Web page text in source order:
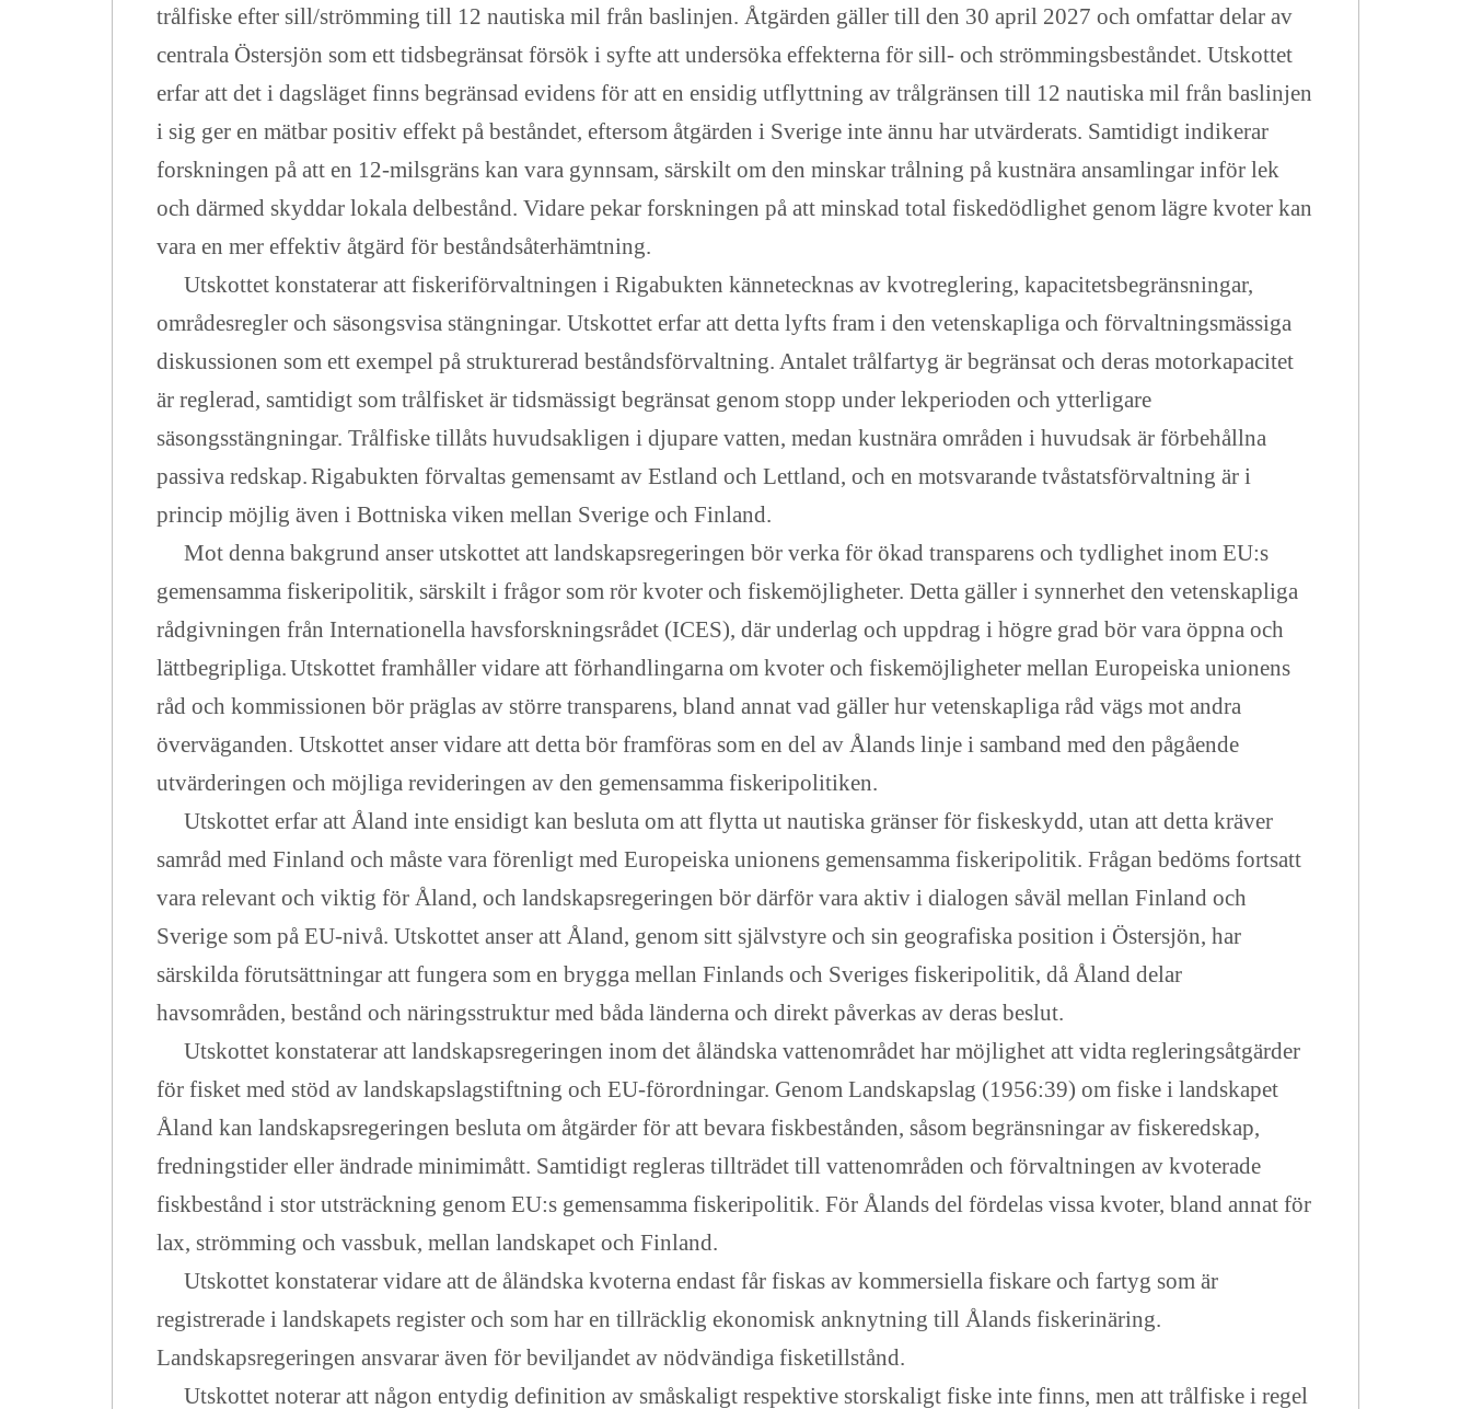
trålfiske efter sill/strömming till 12 nautiska mil från baslinjen. Åtgärden gäller till den 30 april 2027 och omfattar delar av
centrala Östersjön som ett tidsbegränsat försök i syfte att undersöka effekterna för sill- och strömmingsbeståndet. Utskottet
erfar att det i dagsläget finns begränsad evidens för att en ensidig utflyttning av trålgränsen till 12 nautiska mil från baslinjen
i sig ger en mätbar positiv effekt på beståndet, eftersom åtgärden i Sverige inte ännu har utvärderats. Samtidigt indikerar
forskningen på att en 12-milsgräns kan vara gynnsam, särskilt om den minskar trålning på kustnära ansamlingar inför lek
och därmed skyddar lokala delbestånd. Vidare pekar forskningen på att minskad total fiskedödlighet genom lägre kvoter kan
vara en mer effektiv åtgärd för beståndsåterhämtning.
Utskottet konstaterar att fiskeriförvaltningen i Rigabukten kännetecknas av kvotreglering, kapacitetsbegränsningar,
områdesregler och säsongsvisa stängningar. Utskottet erfar att detta lyfts fram i den vetenskapliga och förvaltningsmässiga
diskussionen som ett exempel på strukturerad beståndsförvaltning. Antalet trålfartyg är begränsat och deras motorkapacitet
är reglerad, samtidigt som trålfisket är tidsmässigt begränsat genom stopp under lekperioden och ytterligare
säsongsstängningar. Trålfiske tillåts huvudsakligen i djupare vatten, medan kustnära områden i huvudsak är förbehållna
passiva redskap.Rigabukten förvaltas gemensamt av Estland och Lettland, och en motsvarande tvåstatsförvaltning är i
princip möjlig även i Bottniska viken mellan Sverige och Finland.
Mot denna bakgrund anser utskottet att landskapsregeringen bör verka för ökad transparens och tydlighet inom EU:s
gemensamma fiskeripolitik, särskilt i frågor som rör kvoter och fiskemöjligheter. Detta gäller i synnerhet den vetenskapliga
rådgivningen från Internationella havsforskningsrådet (ICES), där underlag och uppdrag i högre grad bör vara öppna och
lättbegripliga.Utskottet framhåller vidare att förhandlingarna om kvoter och fiskemöjligheter mellan Europeiska unionens
råd och kommissionen bör präglas av större transparens, bland annat vad gäller hur vetenskapliga råd vägs mot andra
överväganden. Utskottet anser vidare att detta bör framföras som en del av Ålands linje i samband med den pågående
utvärderingen och möjliga revideringen av den gemensamma fiskeripolitiken.
Utskottet erfar att Åland inte ensidigt kan besluta om att flytta ut nautiska gränser för fiskeskydd, utan att detta kräver
samråd med Finland och måste vara förenligt med Europeiska unionens gemensamma fiskeripolitik. Frågan bedöms fortsatt
vara relevant och viktig för Åland, och landskapsregeringen bör därför vara aktiv i dialogen såväl mellan Finland och
Sverige som på EU-nivå. Utskottet anser att Åland, genom sitt självstyre och sin geografiska position i Östersjön, har
särskilda förutsättningar att fungera som en brygga mellan Finlands och Sveriges fiskeripolitik, då Åland delar
havsområden, bestånd och näringsstruktur med båda länderna och direkt påverkas av deras beslut.
Utskottet konstaterar att landskapsregeringen inom det åländska vattenområdet har möjlighet att vidta regleringsåtgärder
för fisket med stöd av landskapslagstiftning och EU-förordningar. Genom Landskapslag (1956:39) om fiske i landskapet
Åland kan landskapsregeringen besluta om åtgärder för att bevara fiskbestånden, såsom begränsningar av fiskeredskap,
fredningstider eller ändrade minimimått. Samtidigt regleras tillträdet till vattenområden och förvaltningen av kvoterade
fiskbestånd i stor utsträckning genom EU:s gemensamma fiskeripolitik. För Ålands del fördelas vissa kvoter, bland annat för
lax, strömming och vassbuk, mellan landskapet och Finland.
Utskottet konstaterar vidare att de åländska kvoterna endast får fiskas av kommersiella fiskare och fartyg som är
registrerade i landskapets register och som har en tillräcklig ekonomisk anknytning till Ålands fiskerinäring.
Landskapsregeringen ansvarar även för beviljandet av nödvändiga fisketillstånd.
Utskottet noterar att någon entydig definition av småskaligt respektive storskaligt fiske inte finns, men att trålfiske i regel